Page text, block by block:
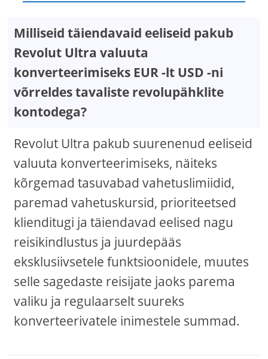
Milliseid täiendavaid eeliseid pakub
Revolut Ultra valuuta
konverteerimiseks EUR -lt USD -ni
võrreldes tavaliste revolupähklite
kontodega?
Revolut Ultra pakub suurenenud eeliseid
valuuta konverteerimiseks, näiteks
kõrgemad tasuvabad vahetuslimiidid,
paremad vahetuskursid, prioriteetsed
klienditugi ja täiendavad eelised nagu
reisikindlustus ja juurdepääs
eksklusiivsetele funktsioonidele, muutes
selle sagedaste reisijate jaoks parema
valiku ja regulaarselt suureks
konverteerivatele inimestele summad.